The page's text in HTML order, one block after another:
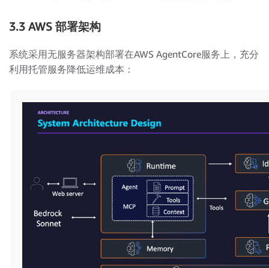
3.3 AWS 部署架构
系统采用无服务器架构部署在AWS AgentCore服务上，充分
利用托管服务降低运维成本：